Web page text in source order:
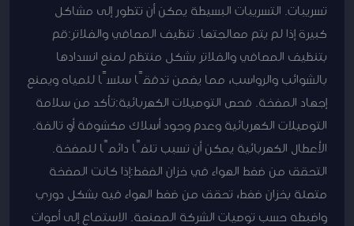
تسريبات. التسريبات البسيطة يمكن أن تتطور إلى مشاكل
كبيرة إذا لم يتم معالجتها. تنظيف المصافي والفلاتر:قم
بتنظيف المصافي والفلاتر بشكل منتظم لمنع انسدادها
بالشوائب والرواسب، مما يضمن تدفقًا سلسًا للمياه ويمنع
إجهاد المضخة. فحص التوصيلات الكهربائية:تأكد من سلامة
التوصيلات الكهربائية وعدم وجود أسلاك مكشوفة أو تالفة.
الأعطال الكهربائية يمكن أن تسبب تلفًا دائمًا للمضخة.
التحقق من ضغط الهواء في خزان الضغط:إذا كانت المضخة
متصلة بخزان ضغط، تحقق من ضغط الهواء فيه بشكل دوري
واضبطه حسب توصيات الشركة المصنعة. الاستماع إلى أصوات